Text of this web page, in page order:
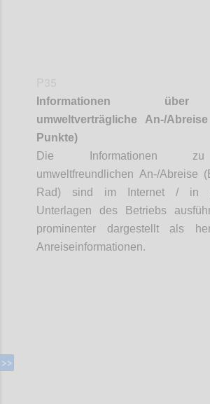
Informationen
umweltverträgliche An-/
Punkte)
Die Informationen
umweltfreundlichen An-/Abreise
Rad) sind im Internet / in
Unterlagen des Betriebs
prominenter dargestellt als
Anreiseinformationen.